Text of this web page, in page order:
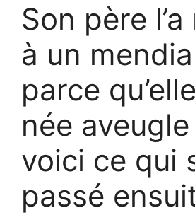
Son père
à un
parce
née
voici ce qui
passé